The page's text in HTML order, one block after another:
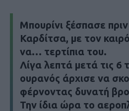
Μπουρίνι ξέσπασε
Καρδίτσα, με τον
να… τερτίπια του.
Λίγα λεπτά μετά τις 6
ουρανός άρχισε να
φέρνοντας δυνατή
Την ίδια ώρα το